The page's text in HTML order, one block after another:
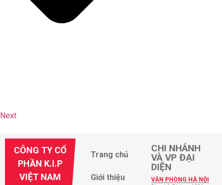
Next
CÔNG TY CỔ
PHẦN K.I.P
VIỆT NAM
Trang chủ
Giới thiệu
CHI NHÁNH
VÀ VP ĐẠI
DIỆN
VĂN PHÒNG HÀ NỘI